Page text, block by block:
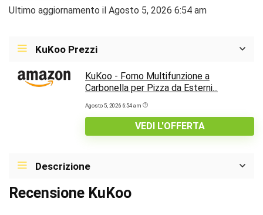
Ultimo aggiornamento il Agosto 5, 2026 6:54 am
KuKoo Prezzi
KuKoo - Forno Multifunzione a
Carbonella per Pizza da Esterni...
Agosto 5, 2026 6:54 am
VEDI L'OFFERTA
Descrizione
Recensione KuKoo